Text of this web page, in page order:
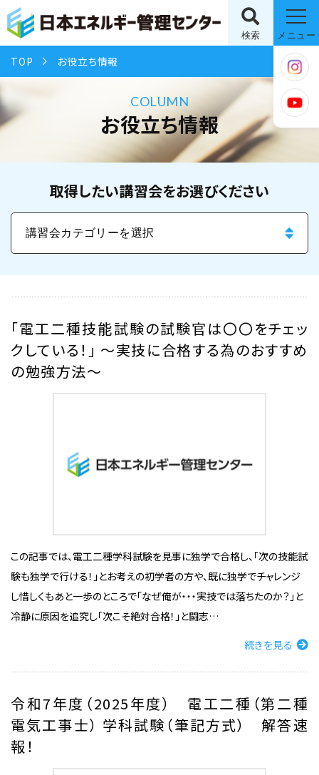
検索 メニュー
TOP お役立ち情報
COLUMN
お役立ち情報
取得したい講習会をお選びください
「電工二種技能試験の試験官は〇〇をチェッ
クしている！」 〜実技に合格する為のおすすめ
の勉強方法〜
この記事では、電工二種学科試験を見事に独学で合格し、「次の技能試
験も独学で行ける！」とお考えの初学者の方や、既に独学でチャレンジ
し惜しくもあと一歩のところで「なぜ俺が・・・実技では落ちたのか？」と
冷静に原因を追究し「次こそ絶対合格！」と闘志…
続きを見る
令和7年度（2025年度） 電工二種（第二種
電気工事士） 学科試験（筆記方式） 解答速
報！